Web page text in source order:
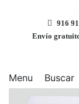
916
Envío
Menu Buscar
blanco 90 gms